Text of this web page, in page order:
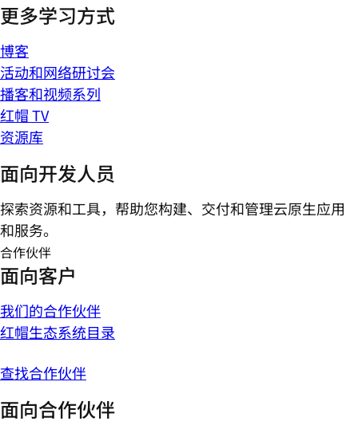
更多学习方式
博客
活动和网络研讨会
播客和视频系列
红帽 TV
资源库
面向开发人员
探索资源和工具，帮助您构建、交付和管理云原生应用
和服务。
合作伙伴
面向客户
我们的合作伙伴
红帽生态系统目录
查找合作伙伴
面向合作伙伴